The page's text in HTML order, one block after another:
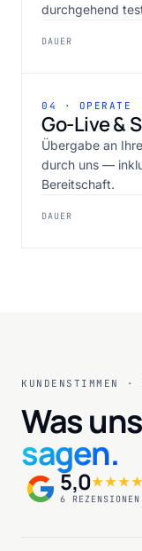
durchgehend
DAUER
04 · OPERATE
Go-Live &
Übergabe an
durch uns —
Bereitschaft.
DAUER
KUNDENSTIMMEN ·
Was
sagen.
5,0
6